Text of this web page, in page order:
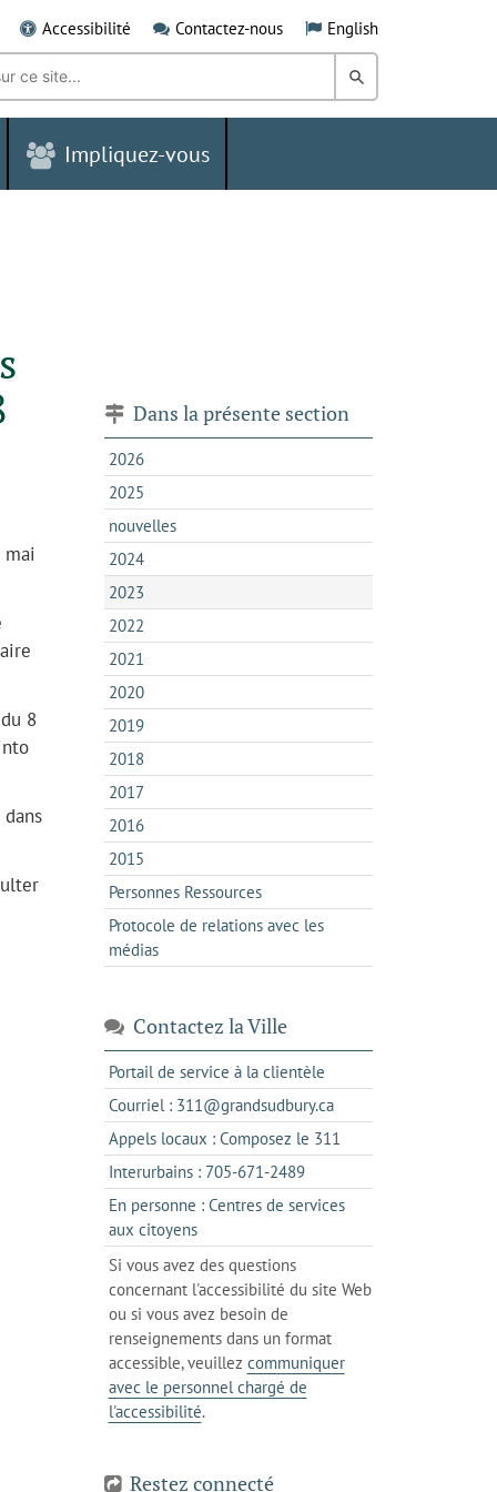
Accessibilité Contactez-nous English
Rechercher
dans
Grand
Impliquez-vous
8
Dans la présente section
2026
2025
nouvelles
2024
2023
2022
2021
2020
2019
2018
2017
2016
2015
Personnes Ressources
Protocole de relations avec les
médias
Contactez la Ville
Portail de service à la clientèles'ouvre
dans
un
nouvel
Courriel : 311@grandsudbury.cas'ouvre
dans
votre
de
Appels locaux : Composez le 311
dans
un
client
téléphone
Interurbains : 705-671-2489s'ouvre
dans
client
votre
En personne : Centres de services
aux citoyenss'ouvre
dans
l'onglet
actuel
Si vous avez des questions
concernant l'accessibilité du site Web
ou si vous avez besoin de
renseignements dans un format
accessible, veuillez communiquer
avec le personnel chargé de
l'accessibilité.
Restez connecté